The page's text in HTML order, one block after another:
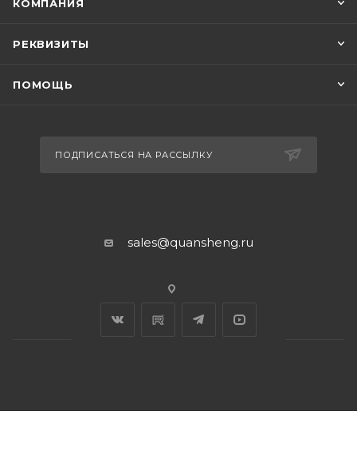
КОМПАНИЯ
РЕКВИЗИТЫ
ПОМОЩЬ
ПОДПИСАТЬСЯ НА РАССЫЛКУ
sales@quansheng.ru